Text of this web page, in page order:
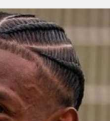
دوري
دوري
كل البطولات